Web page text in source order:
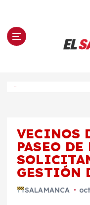
n El
VECINOS
PASEO
GESTIÓN
SALAMANCA